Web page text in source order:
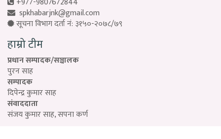
spkhabarjnk@gmail.com
सूचना विभाग दर्ता नं: ३१५०-२०७८/७९
हाम्रो टीम
प्रधान सम्पादक/सञ्चालक
पुरन साह
सम्पादक
दिपेन्द्र कुमार साह
संवाददाता
संजय कुमार साह, सपना कर्ण